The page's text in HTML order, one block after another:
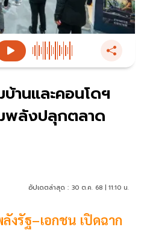
านและคอนโดฯ
พลังปลุกตลาด
อัปเดตล่าสุด : 30 ต.ค. 68 | 11:10 น.
งรัฐ–เอกชน เปิดฉาก